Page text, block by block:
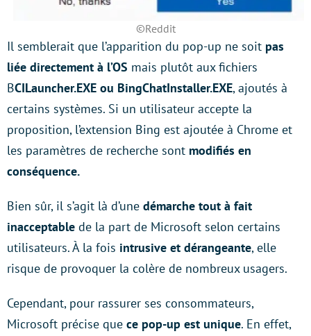
©Reddit
Il semblerait que l’apparition du pop-up ne soit pas
liée directement à l’OS mais plutôt aux fichiers
BCILauncher.EXE ou BingChatInstaller.EXE, ajoutés à
certains systèmes. Si un utilisateur accepte la
proposition, l’extension Bing est ajoutée à Chrome et
les paramètres de recherche sont modifiés en
conséquence.
Bien sûr, il s’agit là d’une démarche tout à fait
inacceptable de la part de Microsoft selon certains
utilisateurs. À la fois intrusive et dérangeante, elle
risque de provoquer la colère de nombreux usagers.
Cependant, pour rassurer ses consommateurs,
Microsoft précise que ce pop-up est unique. En effet,